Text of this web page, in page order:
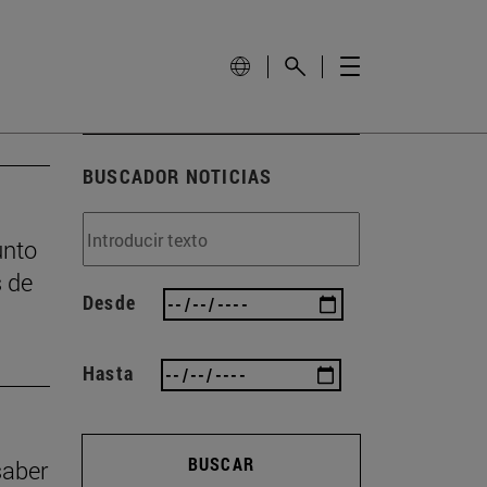
de
BUSCADOR NOTICIAS
Desde
Hasta
BUSCAR